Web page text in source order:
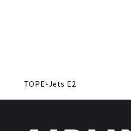
TOPE-Jets E2